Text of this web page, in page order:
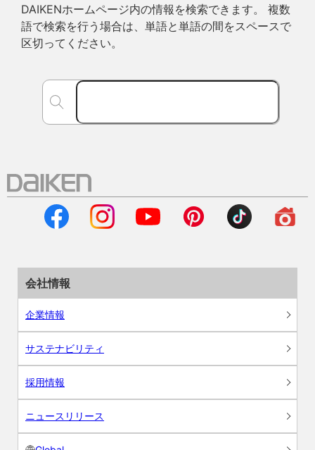
DAIKENホームページ内の情報を検索できます。 複数
語で検索を行う場合は、単語と単語の間をスペースで
区切ってください。
会社情報
企業情報
サステナビリティ
採用情報
ニュースリリース